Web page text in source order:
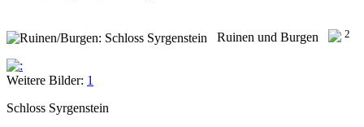
Ruinen und Burgen 2
Weitere Bilder: 1
Schloss Syrgenstein